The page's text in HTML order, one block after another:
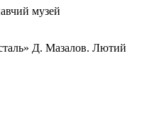
музей
Д. Мазалов. Лютий